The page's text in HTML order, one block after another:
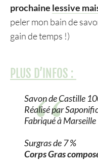
prochaine lessive
peler mon bain de
gain de temps !)
PLUS D’INFOS :
Savon de Castille
Réalisé par
Fabriqué à Marseille
Surgras de 7 %
Corps Gras